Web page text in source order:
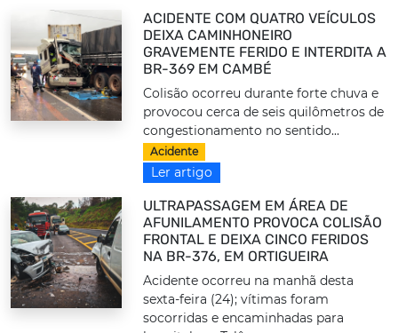
ACIDENTE COM QUATRO VEÍCULOS
DEIXA CAMINHONEIRO
GRAVEMENTE FERIDO E INTERDITA A
BR-369 EM CAMBÉ
Colisão ocorreu durante forte chuva e
provocou cerca de seis quilômetros de
congestionamento no sentido...
Acidente
Ler artigo
ULTRAPASSAGEM EM ÁREA DE
AFUNILAMENTO PROVOCA COLISÃO
FRONTAL E DEIXA CINCO FERIDOS
NA BR-376, EM ORTIGUEIRA
Acidente ocorreu na manhã desta
sexta-feira (24); vítimas foram
socorridas e encaminhadas para